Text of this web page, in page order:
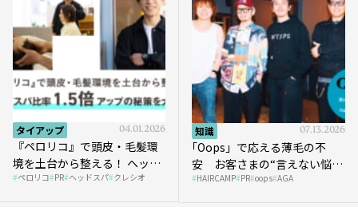
タイアップ 04.01.2026
『ペロリコ』で頭皮・毛髪環
境を土台から整える！ ヘッド
スパ比率1.5倍アップの秘策を
ペロリコ PR ヘッドスパ クレシオ
知識 07.13.2026
｢Oops」で応える薄毛の不
安 お客さまの“言えない悩
み”にどう向き合う？ ＃01
HAIRCAMP PR oops AGA